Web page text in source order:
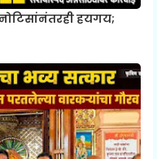
हयगय;